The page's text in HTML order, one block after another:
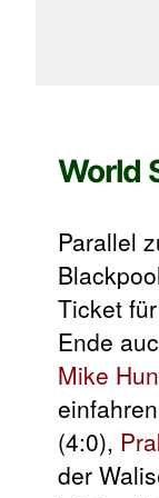
World
Parallel
Ticket
Ende
Mike
(4:0),
der